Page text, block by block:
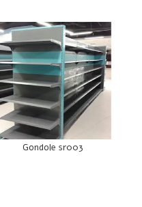
Gondole sr003